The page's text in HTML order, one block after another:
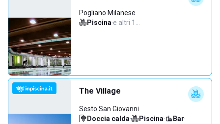
Pogliano Milanese
Piscina·e altri 1…
The Village
Sesto San Giovanni
Doccia calda· Piscina· Bar·